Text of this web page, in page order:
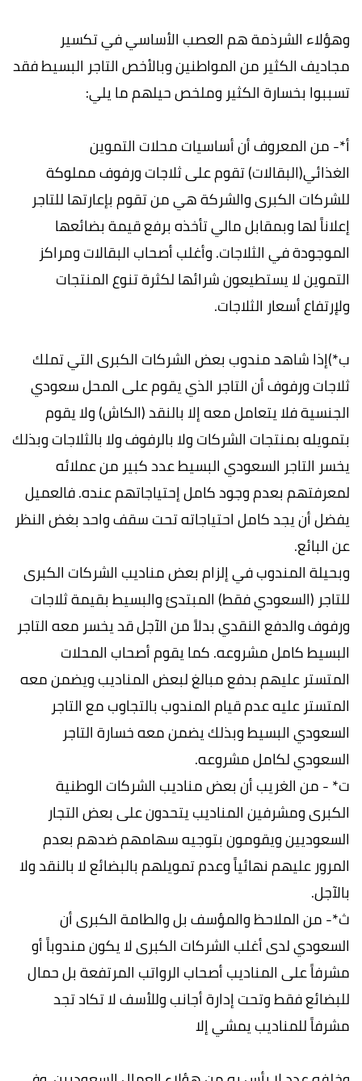
وهؤلاء الشرذمة هم العصب الأساسي في تكسير
مجاديف الكثير من المواطنين وبالأخص التاجر البسيط فقد
تسببوا بخسارة الكثير وملخص حيلهم ما يلي:
أ*- من المعروف أن أساسيات محلات التموين
الغذائي(البقالات) تقوم على ثلاجات ورفوف مملوكة
للشركات الكبرى والشركة هي من تقوم بإعارتها للتاجر
إعلاناً لها وبمقابل مالي تأخذه برفع قيمة بضائعها
الموجودة في الثلاجات. وأغلب أصحاب البقالات ومراكز
التموين لا يستطيعون شرائها لكثرة تنوع المنتجات
ولإرتفاع أسعار الثلاجات.
ب*)إذا شاهد مندوب بعض الشركات الكبرى التي تملك
ثلاجات ورفوف أن التاجر الذي يقوم على المحل سعودي
الجنسية فلا يتعامل معه إلا بالنقد (الكاش) ولا يقوم
بتمويله بمنتجات الشركات ولا بالرفوف ولا بالثلاجات وبذلك
يخسر التاجر السعودي البسيط عدد كبير من عملائه
لمعرفتهم بعدم وجود كامل إحتياجاتهم عنده. فالعميل
يفضل أن يجد كامل احتياجاته تحت سقف واحد بغض النظر
عن البائع.
وبحيلة المندوب في إلزام بعض مناديب الشركات الكبرى
للتاجر (السعودي فقط) المبتدئ والبسيط بقيمة ثلاجات
ورفوف والدفع النقدي بدلاً من الآجل قد يخسر معه التاجر
البسيط كامل مشروعه. كما يقوم أصحاب المحلات
المتستر عليهم بدفع مبالغ لبعض المناديب ويضمن معه
المتستر عليه عدم قيام المندوب بالتجاوب مع التاجر
السعودي البسيط وبذلك يضمن معه خسارة التاجر
السعودي لكامل مشروعه.
ت* - من الغريب أن بعض مناديب الشركات الوطنية
الكبرى ومشرفين المناديب يتحدون على بعض التجار
السعوديين ويقومون بتوجيه سهامهم ضدهم بعدم
المرور عليهم نهائياً وعدم تمويلهم بالبضائع لا بالنقد ولا
بالآجل.
ث*- من الملاحظ والمؤسف بل والطامة الكبرى أن
السعودي لدى أغلب الشركات الكبرى لا يكون مندوباً أو
مشرفاً على المناديب أصحاب الرواتب المرتفعة بل حمال
للبضائع فقط وتحت إدارة أجانب وللأسف لا تكاد تجد
مشرفاً للمناديب يمشي إلا